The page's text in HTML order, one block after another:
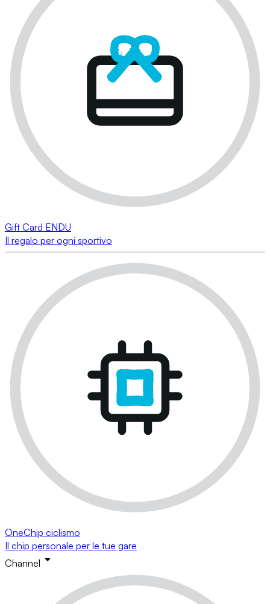
Gift Card ENDU
Il regalo per ogni sportivo
OneChip ciclismo
Il chip personale per le tue gare
Channel